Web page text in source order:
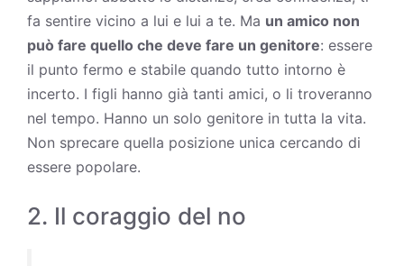
fa sentire vicino a lui e lui a te. Ma un amico non
può fare quello che deve fare un genitore: essere
il punto fermo e stabile quando tutto intorno è
incerto. I figli hanno già tanti amici, o li troveranno
nel tempo. Hanno un solo genitore in tutta la vita.
Non sprecare quella posizione unica cercando di
essere popolare.
2. Il coraggio del no